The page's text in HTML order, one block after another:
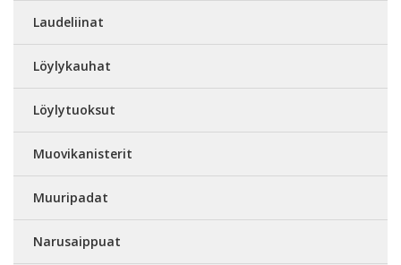
Laudeliinat
Löylykauhat
Löylytuoksut
Muovikanisterit
Muuripadat
Narusaippuat